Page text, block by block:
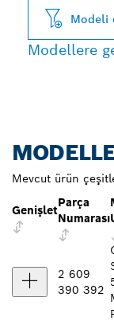
Modeli
Modellere
Mevcut ürün
Genişlet
Parça
Numarası
2 609
390 392